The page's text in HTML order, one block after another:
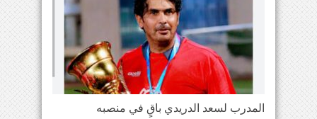
المدرب لسعد الدريدي باقٍ في منصبه